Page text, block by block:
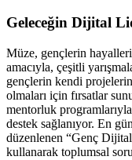
Geleceğin Dijital
Müze, gençlerin
amacıyla, çeşitli
gençlerin kendi
olmaları için fırsatlar
mentorluk
destek sağlanıyor. En
düzenlenen “Genç
kullanarak toplumsal